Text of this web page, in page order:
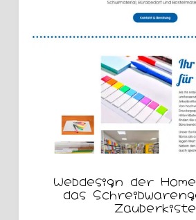
Webdesign der
das
Zauberkiste